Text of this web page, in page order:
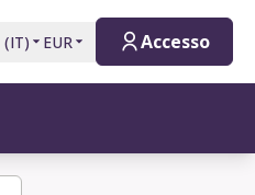
(IT) EUR Accesso